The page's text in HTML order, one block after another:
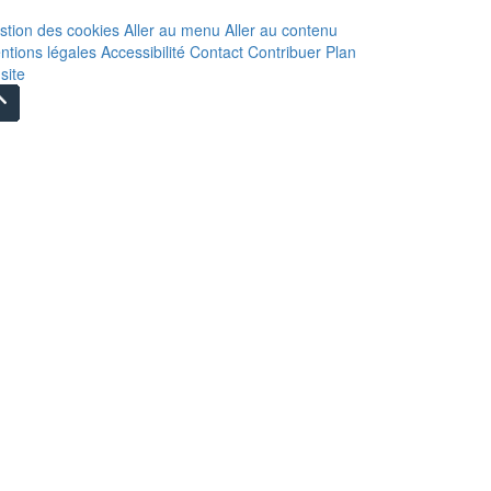
des cookies Aller au menu Aller au contenu
légales Accessibilité Contact Contribuer Plan
en